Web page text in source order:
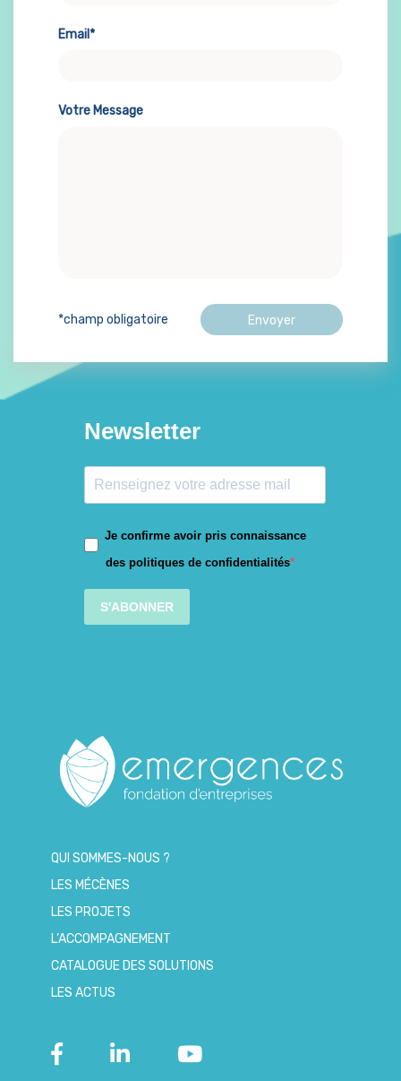
Newsletter
Je confirme avoir pris connaissance
des politiques de confidentialités
S'ABONNER
QUI SOMMES-NOUS ?
LES MÉCÈNES
LES PROJETS
L’ACCOMPAGNEMENT
CATALOGUE DES SOLUTIONS
LES ACTUS
Email*
Votre Message
*champ obligatoire